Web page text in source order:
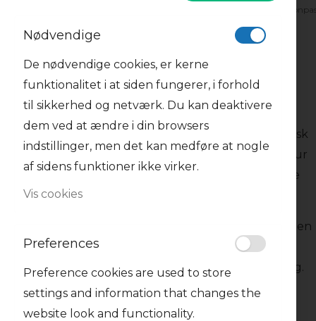
Fennikel- og
Fennikel- og Citronpasta
Om opskriften
Fennikel- og citronpasta er en frisk og aromatisk
pastaret, der kombinerer den knasende tekstur
og let sødlige smag af fennikel med det syrlige
pift fra frisk citron.
Det er en ideel ret for dem, der søger et let, men
samtidig smagfuldt måltid, perfekt til en
sommeraften eller som en opfriskende middag.
Nødvendige
De nødvendige cookies, er kerne
funktionalitet i at siden fungerer, i forhold
til sikkerhed og netværk. Du kan deaktivere
dem ved at ændre i din browsers
indstillinger, men det kan medføre at nogle
af sidens funktioner ikke virker.
Vis cookies
Preferences
Preference cookies are used to store
settings and information that changes the
website look and functionality.